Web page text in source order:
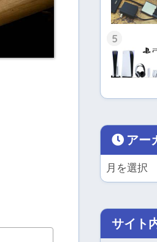
5
アー
サイト